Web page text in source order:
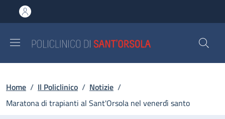
al contenuto principale
to footer content
Briciole di pane
Home / Il Policlinico / Notizie /
Maratona di trapianti al Sant'Orsola nel venerdì santo